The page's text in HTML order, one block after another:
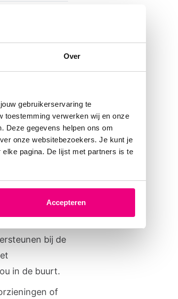
Over
gebruikerservaring te
toestemming verwerken wij en onze
Deze gegevens helpen ons om
onze websitebezoekers. Je kunt je
pagina. De lijst met partners is te
Accepteren
(het gebruik
te houden
in
bij de
in de buurt.
of